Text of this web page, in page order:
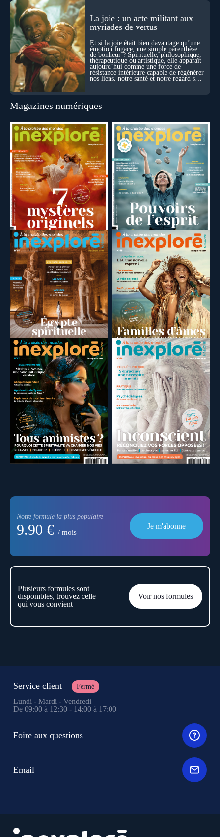
La joie : un acte militant aux
myriades de vertus
Et si la joie était bien davantage qu’une
émotion fugace, une simple parenthèse
de bonheur ? Spirituelle, philosophique,
thérapeutique ou artistique, elle apparaît
aujourd’hui comme une force de
résistance intérieure capable de régénérer
nos liens, notre santé et notre regard sur
Magazines numériques
Notre formule la plus populaire
9.90 € / mois
Je m'abonne
Plusieurs formules sont
disponibles, trouvez celle
qui vous convient
Voir nos formules
Service client Fermé
Lundi - Mardi - Vendredi
De 09:00 à 12:30 - 14:00 à 17:00
Foire aux questions
Email